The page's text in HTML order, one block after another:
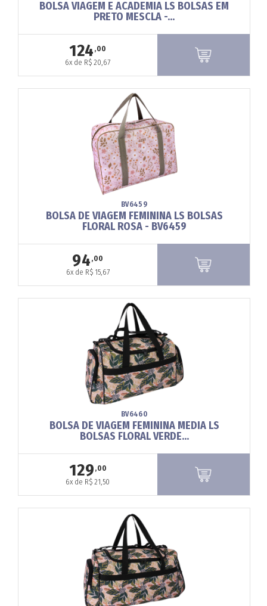
BOLSA VIAGEM E ACADEMIA LS BOLSAS EM
PRETO MESCLA -...
124 ,00
6x de R$ 20,67
BV6459
BOLSA DE VIAGEM FEMININA LS BOLSAS
FLORAL ROSA - BV6459
94 ,00
6x de R$ 15,67
BV6460
BOLSA DE VIAGEM FEMININA MEDIA LS
BOLSAS FLORAL VERDE...
129 ,00
6x de R$ 21,50